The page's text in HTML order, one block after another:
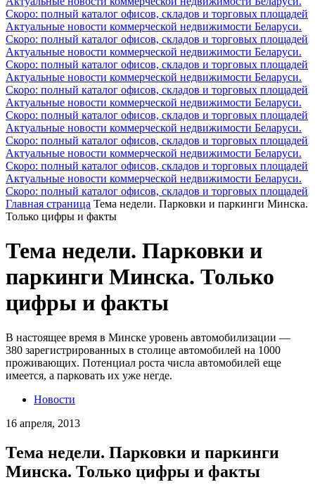
Скоро: полный каталог офисов, складов и торговых площадей
Актуальные новости коммерческой недвижимости Беларуси.
Скоро: полный каталог офисов, складов и торговых площадей
Актуальные новости коммерческой недвижимости Беларуси.
Скоро: полный каталог офисов, складов и торговых площадей
Актуальные новости коммерческой недвижимости Беларуси.
Скоро: полный каталог офисов, складов и торговых площадей
Актуальные новости коммерческой недвижимости Беларуси.
Скоро: полный каталог офисов, складов и торговых площадей
Актуальные новости коммерческой недвижимости Беларуси.
Скоро: полный каталог офисов, складов и торговых площадей
Актуальные новости коммерческой недвижимости Беларуси.
Скоро: полный каталог офисов, складов и торговых площадей
Актуальные новости коммерческой недвижимости Беларуси.
Скоро: полный каталог офисов, складов и торговых площадей
Главная страница Тема недели. Парковки и паркинги Минска.
Только цифры и факты
Тема недели. Парковки и
паркинги Минска. Только
цифры и факты
В настоящее время в Минске уровень автомобилизации —
380 зарегистрированных в столице автомобилей на 1000
проживающих. Потенциал роста числа автомобилей еще
имеется, а парковать их уже негде.
Новости
16 апреля, 2013
Тема недели. Парковки и паркинги
Минска. Только цифры и факты